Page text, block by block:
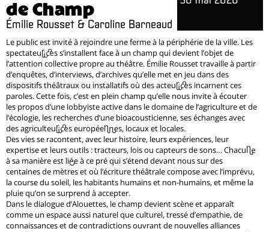
de Champ
Émilie Rousset & Caroline Barneaud
Le public est invité à rejoindre une ferme à la périphérie de la ville. Les
spectateur·ices s’installent face à un champ qui devient l’objet de
l’attention collective propre au théâtre. Émilie Rousset travaille à partir
d’enquêtes, d’interviews, d’archives qu’elle met en jeu dans des
dispositifs théâtraux ou installatifs où des acteur·ices incarnent ces
paroles. Cette fois, c’est en plein champ qu’elle nous invite à écouter
les propos d’une lobbyiste active dans le domaine de l’agriculture et de
l’écologie, les recherches d’une bioacousticienne, ses échanges avec
des agriculteur·ices européen·nes, locaux et locales.
Des vies se racontent, avec leur histoire, leurs expériences, leur
expertise et leurs outils : tracteurs, lois ou capteurs de sons… Chacun·e
à sa manière est lié·e à ce pré qui s’étend devant nous sur des
centaines de mètres et où l’écriture théâtrale compose avec l’imprévu,
la course du soleil, les habitants humains et non-humains, et même la
pluie qu’on se surprend à accepter.
Dans le dialogue d’Alouettes, le champ devient scène et apparaît
comme un espace aussi naturel que culturel, tressé d’empathie, de
connaissances et de contradictions ouvrant de nouvelles alliances